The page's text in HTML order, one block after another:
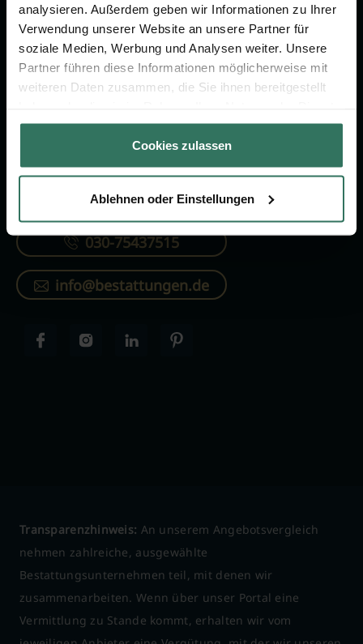
analysieren. Außerdem geben wir Informationen zu Ihrer
Verwendung unserer Website an unsere Partner für
soziale Medien, Werbung und Analysen weiter. Unsere
Partner führen diese Informationen möglicherweise mit
weiteren Daten zusammen, die Sie ihnen bereitgestellt
gesammelt haben.
Cookies zulassen
Ablehnen oder Einstellungen
FÜR SIE
Vergleich
Verzeichnis
FÜR BESTATTER
Online-Portal
KONTAKTIEREN SIE UNS
030-75437515
info@bestattungen.de
Transparenzhinweis: An unserem Angebotsvergleich
nehmen zahlreiche, ausgewählte
Bestattungsunternehmen teil, mit denen wir
zusammenarbeiten. Wenn über unser Portal eine
Vermittlung zu Stande kommt, erhalten wir vom